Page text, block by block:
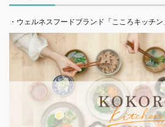
・ウェルネスフードブランド「こころキッチン